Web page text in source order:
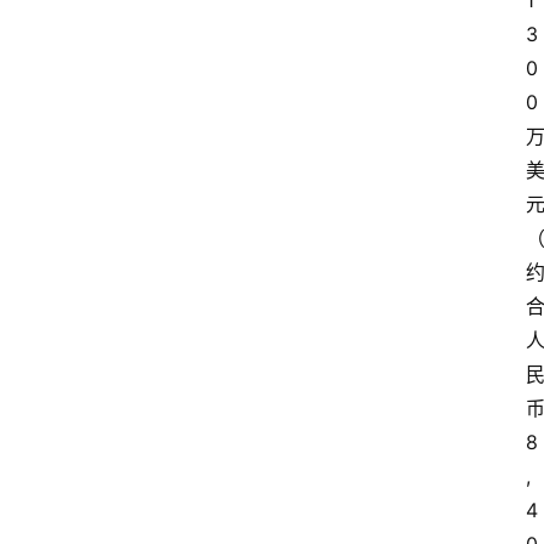
3
0
0
万
美
元
（
约
合
人
民
币
8
,
4